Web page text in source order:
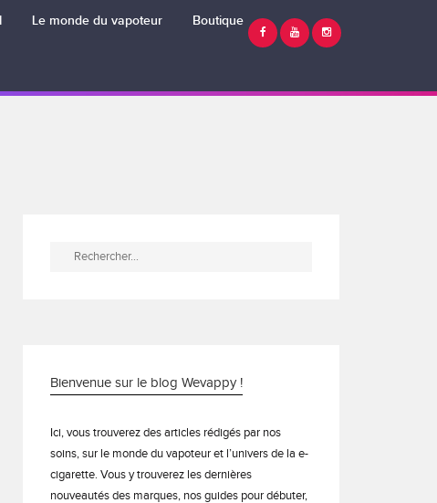
Le monde du vapoteur Boutique
Rechercher :
Bienvenue sur le blog Wevappy !
Ici, vous trouverez des articles rédigés par nos
soins, sur le monde du vapoteur et l’univers de la e-
cigarette. Vous y trouverez les dernières
nouveautés des marques, nos guides pour débuter,